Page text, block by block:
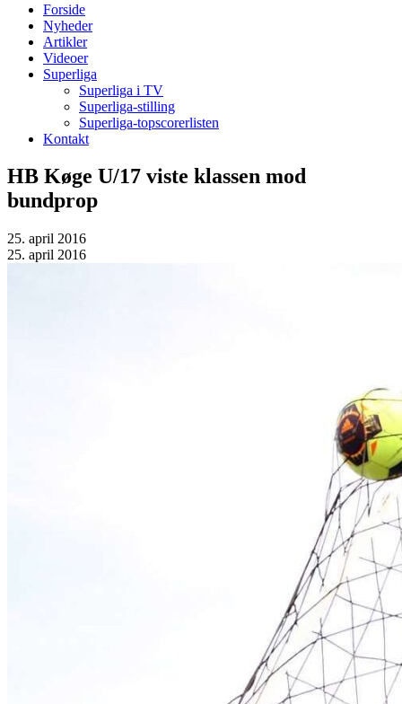
Forside
Nyheder
Artikler
Videoer
Superliga
Superliga i TV
Superliga-stilling
Superliga-topscorerlisten
Kontakt
HB Køge U/17 viste klassen mod
bundprop
25. april 2016
25. april 2016